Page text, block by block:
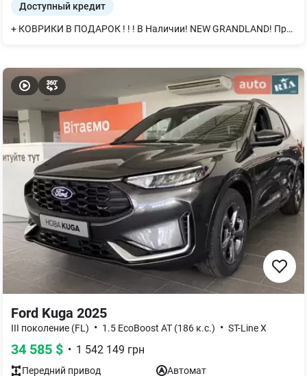
Доступный кредит
+ КОВРИКИ В ПОДАРОК ! ! ! В Наличии! NEW GRANDLAND! Премиум Кожа Nappa. Вентиляция сидений, Электрическое регулирование в 10 направлениях, массажем и памятью. Подогрев задних сидений. Беспроводной Android Auto/Apple Car Play. Новая большая мультимедиа 16" Цифровая панель приборов! Ambient подсветка в салоне 8 цветов. Покупай в OPEL VIPOS!!! Будь среди лучших! Приглашаем! Тест-драйв
Ford Kuga 2025
III поколение (FL) • 1.5 EcoBoost AT (186 к.с.) • ST-Line X
34 585 $ • 1 542 149 грн
Передний привод
Автомат